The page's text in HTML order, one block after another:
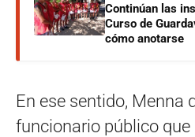
Continúan las
Curso de
cómo anotarse
En ese sentido, Menna
funcionario público